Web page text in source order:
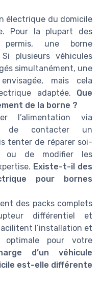
électrique du domicile
Pour la plupart des
une borne
plusieurs véhicules
simultanément, une
mais cela
adaptée. Que
de la borne ?
l’alimentation via
de contacter un
tenter de réparer soi-
ou de modifier les
Existe-t-il des
pour bornes
des packs complets
différentiel et
l’installation et
optimale pour votre
d’un véhicule
est-elle différente